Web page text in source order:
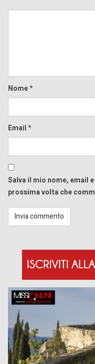
Nome*
Email*
Salva il mio nome, email
prossima volta che